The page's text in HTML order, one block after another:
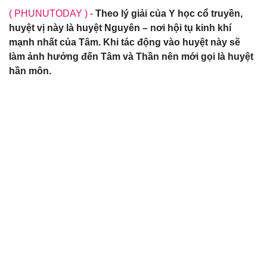
( PHUNUTODAY ) - Theo lý giải của Y học cổ truyền,
huyệt vị này là huyệt Nguyên – nơi hội tụ kinh khí
mạnh nhất của Tâm. Khi tác động vào huyệt này sẽ
làm ảnh hưởng đến Tâm và Thần nên mới gọi là huyệt
hần môn.